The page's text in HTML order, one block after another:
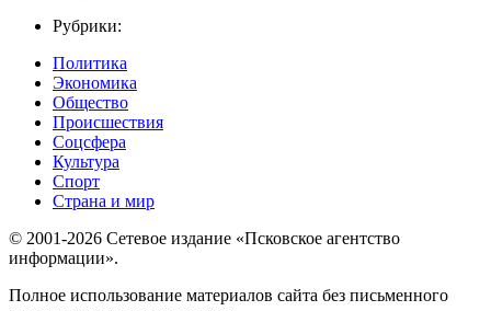
Рубрики:
Политика
Экономика
Общество
Происшествия
Соцсфера
Культура
Спорт
Страна и мир
© 2001-2026 Сетевое издание «Псковское агентство
информации».
Полное использование материалов сайта без письменного